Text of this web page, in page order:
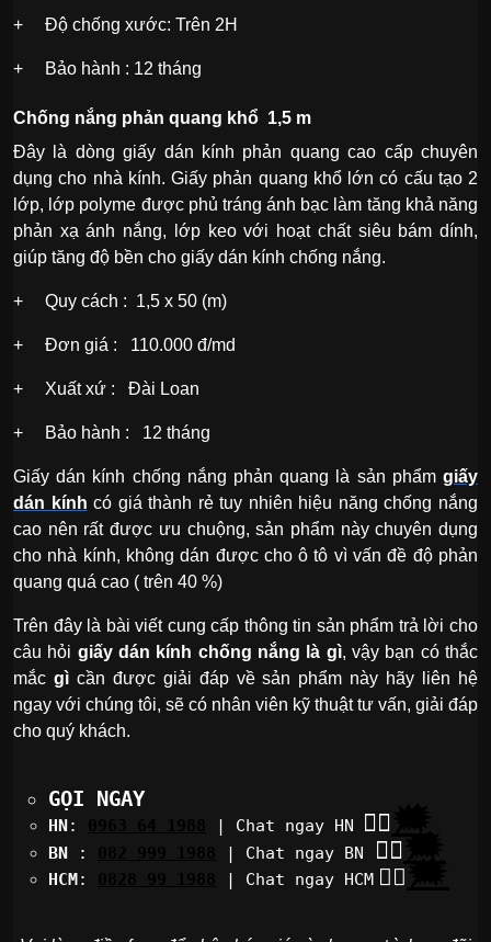
+ Độ chống xước: Trên 2H
+ Bảo hành : 12 tháng
Chống nắng phản quang khổ 1,5 m
Đây là dòng giấy dán kính phản quang cao cấp chuyên
dụng cho nhà kính. Giấy phản quang khổ lớn có cấu tạo 2
lớp, lớp polyme được phủ tráng ánh bạc làm tăng khả năng
phản xạ ánh nắng, lớp keo với hoạt chất siêu bám dính,
giúp tăng độ bền cho giấy dán kính chống nắng.
+ Quy cách : 1,5 x 50 (m)
+ Đơn giá : 110.000 đ/md
+ Xuất xứ : Đài Loan
+ Bảo hành : 12 tháng
Giấy dán kính chống nắng phản quang là sản phẩm giấy
dán kính có giá thành rẻ tuy nhiên hiệu năng chống nắng
cao nên rất được ưu chuộng, sản phẩm này chuyên dụng
cho nhà kính, không dán được cho ô tô vì vấn đề độ phản
quang quá cao ( trên 40 %)
Trên đây là bài viết cung cấp thông tin sản phẩm trả lời cho
câu hỏi giấy dán kính chống nắng là gì, vậy bạn có thắc
mắc gìcần được giải đáp về sản phẩm này hãy liên hệ
ngay với chúng tôi, sẽ có nhân viên kỹ thuật tư vấn, giải đáp
cho quý khách.
GỌI NGAY
HN: | Chat ngay HN 👉🏽
BN : | Chat ngay BN 👉🏽
HCM: | Chat ngay HCM 👉🏽